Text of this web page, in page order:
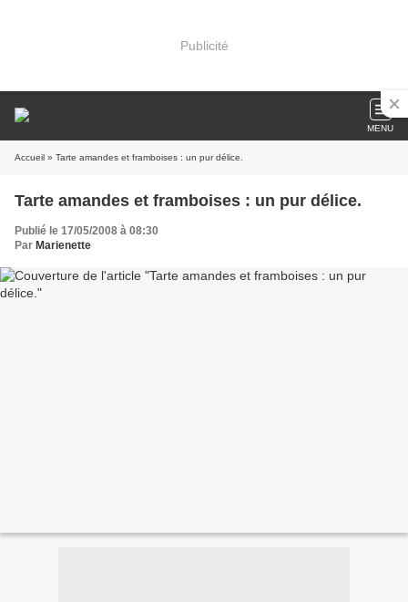
Publicité
MENU
Accueil » Tarte amandes et framboises : un pur délice.
Tarte amandes et framboises : un pur délice.
Publié le 17/05/2008 à 08:30
Par Marienette